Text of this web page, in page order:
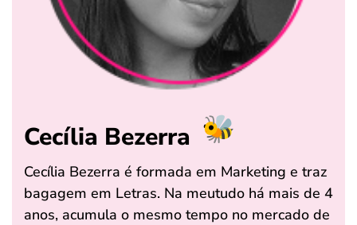
Cecília Bezerra
Cecília Bezerra é formada em Marketing e traz
bagagem em Letras. Na meutudo há mais de 4
anos, acumula o mesmo tempo no mercado de